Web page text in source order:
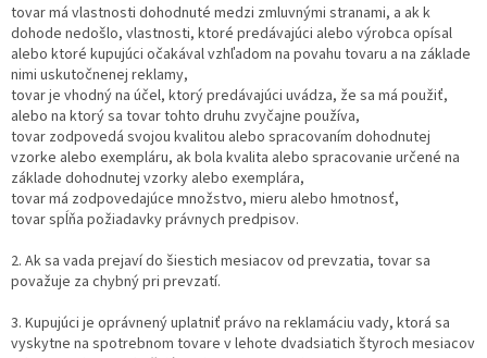
tovar má vlastnosti dohodnuté medzi zmluvnými stranami, a ak k
dohode nedošlo, vlastnosti, ktoré predávajúci alebo výrobca opísal
alebo ktoré kupujúci očakával vzhľadom na povahu tovaru a na základe
nimi uskutočnenej reklamy,
tovar je vhodný na účel, ktorý predávajúci uvádza, že sa má použiť,
alebo na ktorý sa tovar tohto druhu zvyčajne používa,
tovar zodpovedá svojou kvalitou alebo spracovaním dohodnutej
vzorke alebo exempláru, ak bola kvalita alebo spracovanie určené na
základe dohodnutej vzorky alebo exemplára,
tovar má zodpovedajúce množstvo, mieru alebo hmotnosť,
tovar spĺňa požiadavky právnych predpisov.
2. Ak sa vada prejaví do šiestich mesiacov od prevzatia, tovar sa
považuje za chybný pri prevzatí.
3. Kupujúci je oprávnený uplatniť právo na reklamáciu vady, ktorá sa
vyskytne na spotrebnom tovare v lehote dvadsiatich štyroch mesiacov